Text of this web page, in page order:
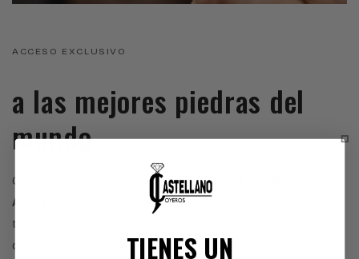
ACCESO EXCLUSIVO
a las mejores piedras del
mundo
Como miembros de la
Bolsa del Diamante de
Amberes
Instituto Gemológico Español
tenemos acceso directo a los mercados de origen, lo
que nos permite ofrecer una cuidada selección de
TIENES UN